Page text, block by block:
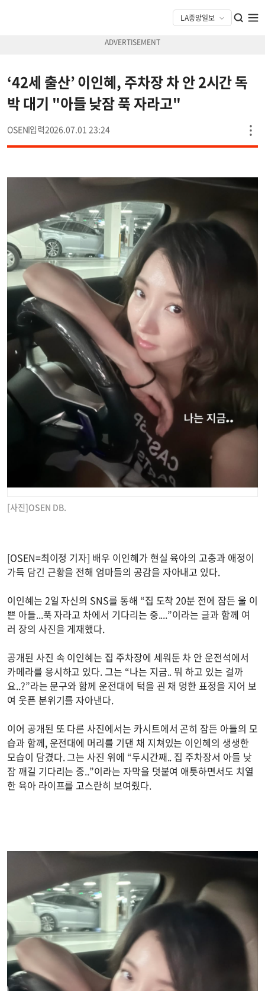
‘42세 출산’ 이인혜, 주차장 차 안 2시간 독
박 대기 "아들 낮잠 푹 자라고"
OSEN 2026.07.01 23:24
[사진]OSEN DB.
[OSEN=최이정 기자] 배우 이인혜가 현실 육아의 고충과 애정이
가득 담긴 근황을 전해 엄마들의 공감을 자아내고 있다.
이인혜는 2일 자신의 SNS를 통해 “집 도착 20분 전에 잠든 울 이
쁜 아들...푹 자라고 차에서 기다리는 중....”이라는 글과 함께 여
러 장의 사진을 게재했다.
공개된 사진 속 이인혜는 집 주차장에 세워둔 차 안 운전석에서
카메라를 응시하고 있다. 그는 “나는 지금.. 뭐 하고 있는 걸까
요..?”라는 문구와 함께 운전대에 턱을 괸 채 멍한 표정을 지어 보
여 웃픈 분위기를 자아낸다.
이어 공개된 또 다른 사진에서는 카시트에서 곤히 잠든 아들의 모
습과 함께, 운전대에 머리를 기댄 채 지쳐있는 이인혜의 생생한
모습이 담겼다. 그는 사진 위에 “두시간째.. 집 주차장서 아들 낮
잠 깨길 기다리는 중..”이라는 자막을 덧붙여 애틋하면서도 치열
한 육아 라이프를 고스란히 보여줬다.